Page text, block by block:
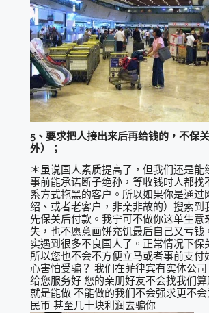
5、要求把人接出来后再给钱的，不保
外）；
＊虽说国人素质提高了，但我们还是能
事前能承诺断子绝孙，等收钱时人都找
系方式拖黑的客户。所以如果你是通过
绍、或者老客户，非亲非故的）搜索到
先保关后付款。我宁可不做你这单生意
失，也不愿意画饼充饥最后自己又亏钱
实遇到很多不良国人了。正常情况下保
所以您也不会不方便立马或者事前支付
心害怕受骗？ 我们在菲律宾有实体公
给您服务好 您的亲朋好友不会找我们
就是能做 不能做的我们不会强求更不
民币 甚至几十块利润去骗你